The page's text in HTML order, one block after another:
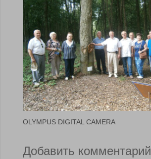
OLYMPUS DIGITAL CAMERA
Добавить комментарий